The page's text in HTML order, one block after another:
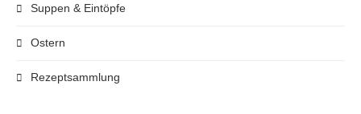
Suppen & Eintöpfe
Ostern
Rezeptsammlung